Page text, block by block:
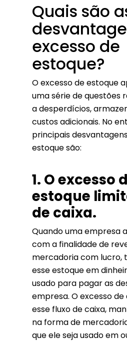
Quais são
excesso de
estoque?
O excesso de estoque
uma série de questões
a desperdícios,
custos adicionais. No
principais
estoque são:
1. O excesso
estoque
de caixa.
Quando uma empresa
com a finalidade de
mercadoria com lucro,
esse estoque em
usado para pagar as
empresa. O excesso
esse fluxo de caixa,
na forma de
que ele seja usado em